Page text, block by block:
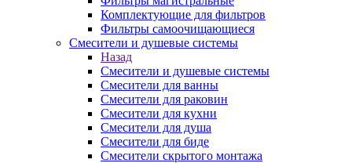
Комплектующие для фильтров
Фильтры самоочищающиеся
Смесители и душевые системы
Назад
Смесители и душевые системы
Смесители для ванны
Смесители для раковин
Смесители для кухни
Смесители для душа
Смесители для биде
Смесители скрытого монтажа